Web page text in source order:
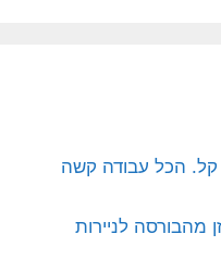
קל. הכל עבודה קשה
מהבורסה לניירות